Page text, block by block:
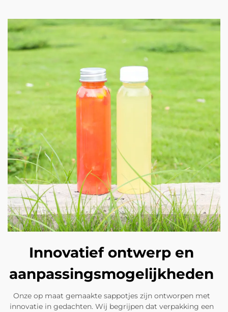
Innovatief ontwerp en
aanpassingsmogelijkheden
Onze op maat gemaakte sappotjes zijn ontworpen met
innovatie in gedachten. Wij begrijpen dat verpakking een